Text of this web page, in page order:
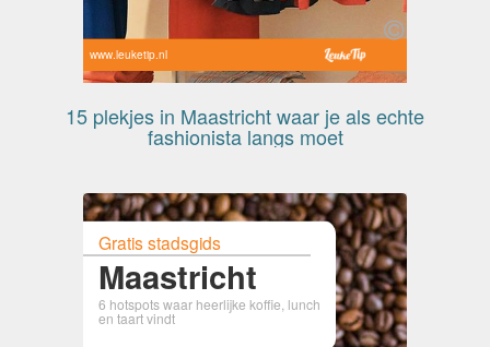
www.leuketip.nl
15 plekjes in Maastricht waar je als echte
fashionista langs moet
Gratis stadsgids
Maastricht
6 hotspots waar heerlijke koffie, lunch
en taart vindt